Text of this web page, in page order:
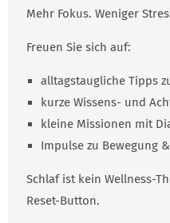
Mehr Fokus. Weniger
Freuen Sie sich auf:
alltagstaugliche Tipps
kurze Wissens- und
kleine Missionen mit
Impulse zu Bewegung
Schlaf ist kein Wellness-
Reset-Button.